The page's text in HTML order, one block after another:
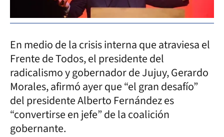
En medio de la crisis interna que atraviesa el
Frente de Todos, el presidente del
radicalismo y gobernador de Jujuy, Gerardo
Morales, afirmó ayer que “el gran desafío”
del presidente Alberto Fernández es
“convertirse en jefe” de la coalición
gobernante.